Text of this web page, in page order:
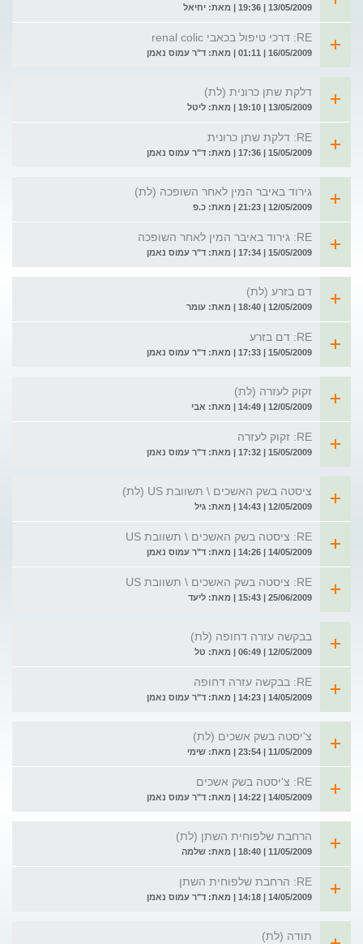
13/05/2009 | 19:36 | מאת: יחיאל
RE: דרכי טיפול בכאבי renal colic
16/05/2009 | 01:11 | מאת: ד"ר עמוס נאמן
דלקת שתן כרונית (לת)
13/05/2009 | 19:10 | מאת: ליטל
RE: דלקת שתן כרונית
15/05/2009 | 17:36 | מאת: ד"ר עמוס נאמן
גירוד באיבר המין לאחר השופכה (לת)
12/05/2009 | 21:23 | מאת: כ.פ
RE: גירוד באיבר המין לאחר השופכה
15/05/2009 | 17:34 | מאת: ד"ר עמוס נאמן
דם בזרע (לת)
12/05/2009 | 18:40 | מאת: עומר
RE: דם בזרע
15/05/2009 | 17:33 | מאת: ד"ר עמוס נאמן
זקוק לעזרה (לת)
12/05/2009 | 14:49 | מאת: אבי
RE: זקוק לעזרה
15/05/2009 | 17:32 | מאת: ד"ר עמוס נאמן
ציסטה בשק האשכים \ תשוובת US (לת)
12/05/2009 | 14:43 | מאת: גיל
RE: ציסטה בשק האשכים \ תשוובת US
14/05/2009 | 14:26 | מאת: ד"ר עמוס נאמן
RE: ציסטה בשק האשכים \ תשוובת US
25/06/2009 | 15:43 | מאת: ליעד
בבקשה עזרה דחופה (לת)
12/05/2009 | 06:49 | מאת: טל
RE: בבקשה עזרה דחופה
14/05/2009 | 14:23 | מאת: ד"ר עמוס נאמן
צ'יסטה בשק אשכים (לת)
11/05/2009 | 23:54 | מאת: שימי
RE: צ'יסטה בשק אשכים
14/05/2009 | 14:22 | מאת: ד"ר עמוס נאמן
הרחבת שלפוחית השתן (לת)
11/05/2009 | 18:40 | מאת: שלמה
RE: הרחבת שלפוחית השתן
14/05/2009 | 14:18 | מאת: ד"ר עמוס נאמן
תודה (לת)